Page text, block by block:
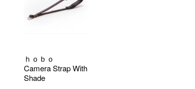
ｈｏｂｏ
Camera Strap With
Shade